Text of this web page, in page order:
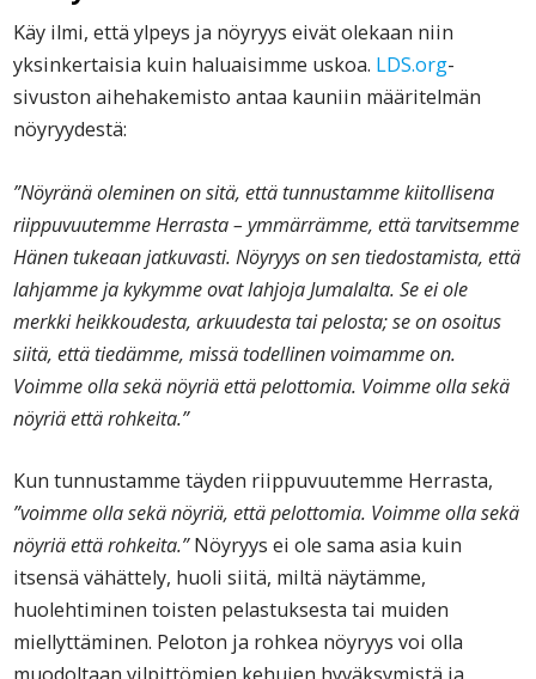
Käy ilmi, että ylpeys ja nöyryys eivät olekaan niin
yksinkertaisia kuin haluaisimme uskoa. LDS.org-
sivuston aihehakemisto antaa kauniin määritelmän
nöyryydestä:
”Nöyränä oleminen on sitä, että tunnustamme kiitollisena
riippuvuutemme Herrasta – ymmärrämme, että tarvitsemme
Hänen tukeaan jatkuvasti. Nöyryys on sen tiedostamista, että
lahjamme ja kykymme ovat lahjoja Jumalalta. Se ei ole
merkki heikkoudesta, arkuudesta tai pelosta; se on osoitus
siitä, että tiedämme, missä todellinen voimamme on.
Voimme olla sekä nöyriä että pelottomia. Voimme olla sekä
nöyriä että rohkeita.”
Kun tunnustamme täyden riippuvuutemme Herrasta,
”voimme olla sekä nöyriä, että pelottomia. Voimme olla sekä
nöyriä että rohkeita.”Nöyryys ei ole sama asia kuin
itsensä vähättely, huoli siitä, miltä näytämme,
huolehtiminen toisten pelastuksesta tai muiden
miellyttäminen. Peloton ja rohkea nöyryys voi olla